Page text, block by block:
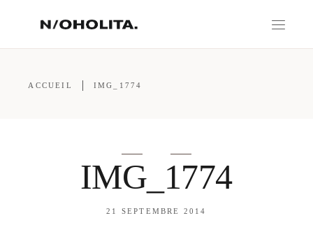
ACCUEIL IMG_1774
IMG_1774
21 SEPTEMBRE 2014